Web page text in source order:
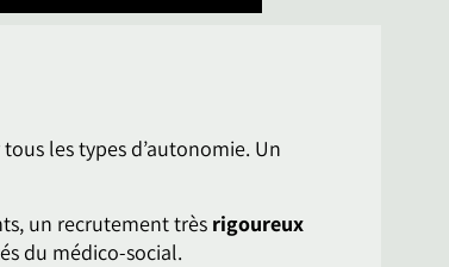
les types d’autonomie. Un
un recrutement très rigoureux
du médico-social.